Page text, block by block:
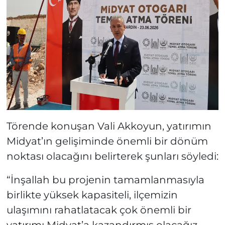
Törende konuşan Vali Akkoyun, yatırımın
Midyat’ın gelişiminde önemli bir dönüm
noktası olacağını belirterek şunları söyledi:
“İnşallah bu projenin tamamlanmasıyla
birlikte yüksek kapasiteli, ilçemizin
ulaşımını rahatlatacak çok önemli bir